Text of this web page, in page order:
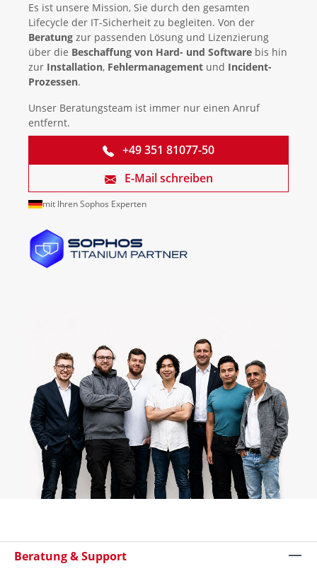
Es ist unsere Mission, Sie durch den gesamten
Lifecycle der IT-Sicherheit zu begleiten. Von der
Beratung zur passenden Lösung und Lizenzierung
über die Beschaffung von Hard- und Software bis hin
zur Installation, Fehlermanagement und Incident-
Prozessen.
Unser Beratungsteam ist immer nur einen Anruf
entfernt.
+49 351 81077-50
E-Mail schreiben
mit Ihren Sophos Experten
Beratung & Support